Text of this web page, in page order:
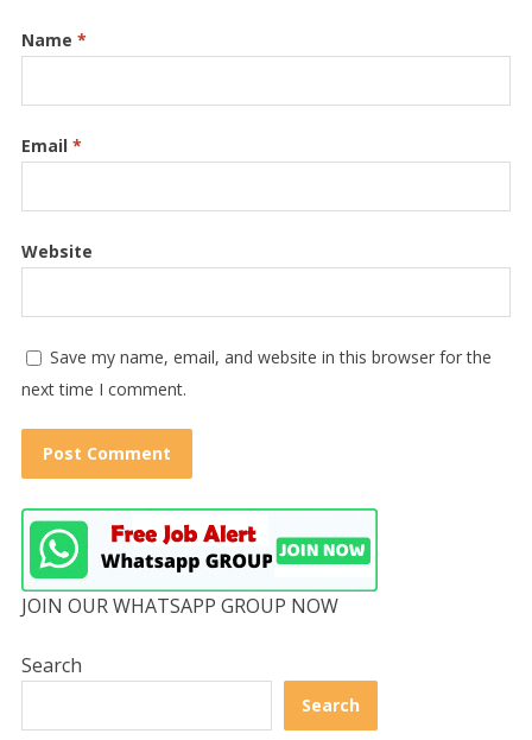
Name *
Email *
Website
Save my name, email, and website in this browser for the
next time I comment.
JOIN OUR WHATSAPP GROUP NOW
Search
Search